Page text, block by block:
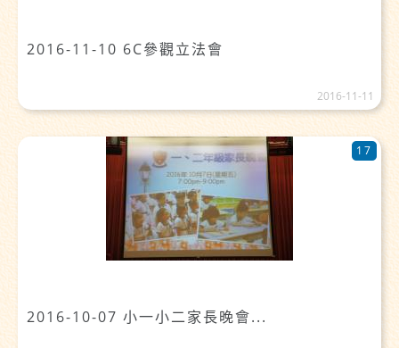
2016-11-10 6C參觀立法會
2016-11-11
2016-10-07 小一小二家長晚會...
17